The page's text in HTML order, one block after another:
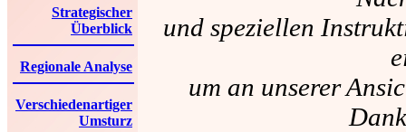
Strategischer
Überblick
Regionale Analyse
Verschiedenartiger
Umsturz
und speziellen
um an unserer